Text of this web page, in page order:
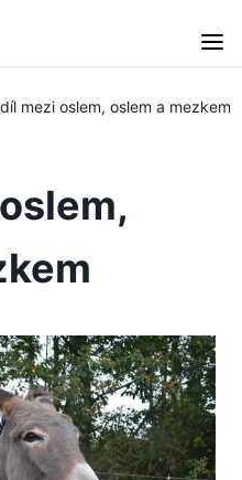
mezi oslem, oslem a mezkem